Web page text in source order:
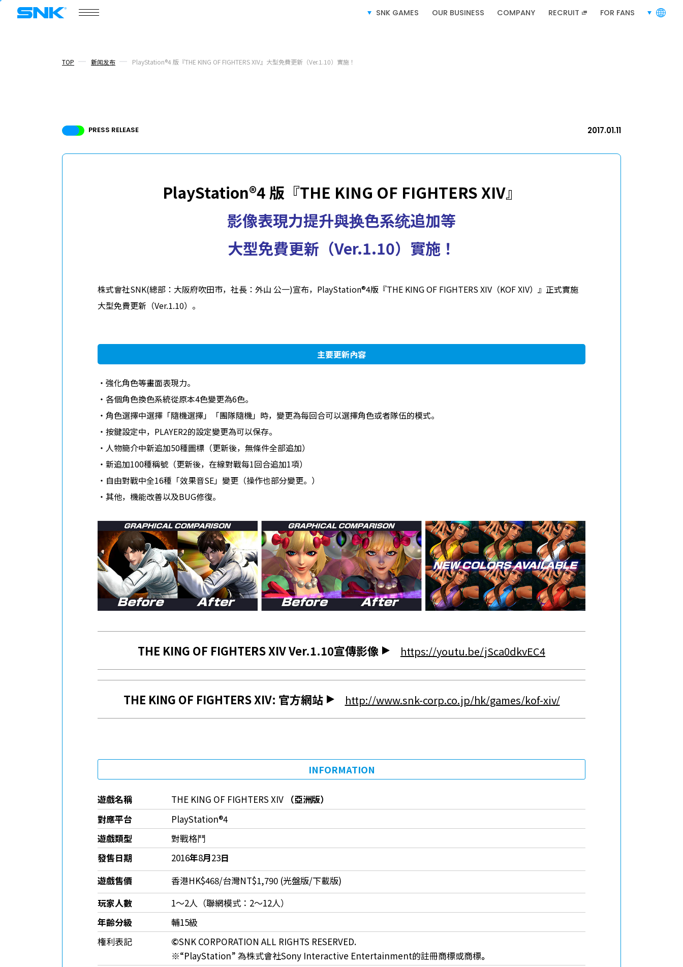
SNK GAMES OUR BUSINESS COMPANY RECRUIT FOR FANS languages
授权业务
ABOUT 隐私政策
TOP 新闻发布 PlayStation®4 版『THE KING OF FIGHTERS XIV』大型免費更新（Ver.1.10）實施！
PRESS RELEASE 2017.01.11
PlayStation®4 版『THE KING OF FIGHTERS XIV』
影像表現力提升與换色系统追加等
大型免費更新（Ver.1.10）實施！
株式會社SNK(總部：大阪府吹田市，社長：外山 公一)宣布，PlayStation®4版『THE KING OF FIGHTERS XIV（KOF XIV）』正式實施
大型免費更新（Ver.1.10）。
主要更新內容
・強化角色等畫面表現力。
・各個角色換色系統從原本4色變更為6色。
・角色選擇中選擇「隨機選擇」「團隊隨機」時，變更為每回合可以選擇角色或者隊伍的模式。
・按鍵設定中，PLAYER2的設定變更為可以保存。
・人物簡介中新追加50種圖標（更新後，無條件全部追加）
・新追加100種稱號（更新後，在線對戰每1回合追加1項）
・自由對戰中全16種「效果音SE」變更（操作也部分變更。）
・其他，機能改善以及BUG修復。
THE KING OF FIGHTERS XIV Ver.1.10宣傳影像 https://youtu.be/jSca0dkvEC4
THE KING OF FIGHTERS XIV: 官方網站 http://www.snk-corp.co.jp/hk/games/kof-xiv/
INFORMATION
遊戲名稱 THE KING OF FIGHTERS XIV （亞洲版）
對應平台
PlayStation®4
遊戲類型
對戰格鬥
發售日期
2016年8月23日
遊戲售價
香港HK$468/台灣NT$1,790 (光盤版/下載版)
玩家人數
1～2人（聯網模式：2～12人）
年齡分級
輔15級
権利表記
©SNK CORPORATION ALL RIGHTS RESERVED.
※“PlayStation” 為株式會社Sony Interactive Entertainment的註冊商標或商標。